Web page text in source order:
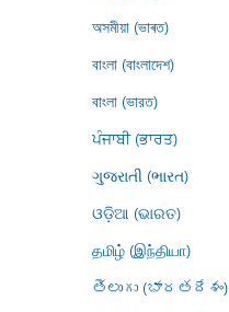
অসমীয়া (ভাৰত)
বাংলা (বাংলাদেশ)
বাংলা (ভারত)
ਪੰਜਾਬੀ (ਭਾਰਤ)
ગુજરાતી (ભારત)
ଓଡ଼ିଆ (ଭାରତ)
தமிழ் (இந்தியா)
తెలుగు (భారతదేశం)